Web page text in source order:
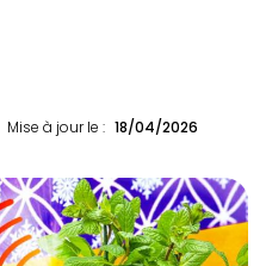
Mise à jour le : 18/04/2026